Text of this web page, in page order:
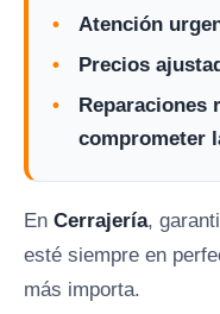
Atención
Precios
Reparaciones
comprometer
En Cerrajería,
esté siempre en
más importa.